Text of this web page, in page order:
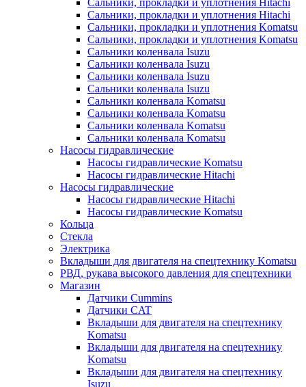
Сальники, прокладки и уплотнения Hitachi
Сальники, прокладки и уплотнения Hitachi
Сальники, прокладки и уплотнения Komatsu
Сальники, прокладки и уплотнения Komatsu
Сальники коленвала Isuzu
Сальники коленвала Isuzu
Сальники коленвала Isuzu
Сальники коленвала Isuzu
Сальники коленвала Komatsu
Сальники коленвала Komatsu
Сальники коленвала Komatsu
Сальники коленвала Komatsu
Насосы гидравлические
Насосы гидравлические Komatsu
Насосы гидравлические Hitachi
Насосы гидравлические
Насосы гидравлические Hitachi
Насосы гидравлические Komatsu
Кольца
Стекла
Электрика
Вкладыши для двигателя на спецтехнику Komatsu
РВД, рукава высокого давления для спецтехники
Магазин
Датчики Cummins
Датчики CAT
Вкладыши для двигателя на спецтехнику
Komatsu
Вкладыши для двигателя на спецтехнику
Komatsu
Вкладыши для двигателя на спецтехнику
Isuzu